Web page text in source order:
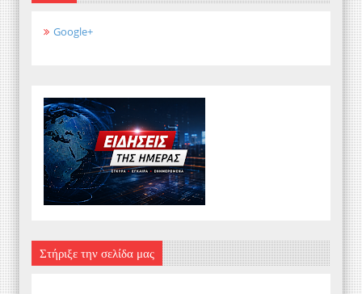
Google+
Στήριξε την σελίδα μας